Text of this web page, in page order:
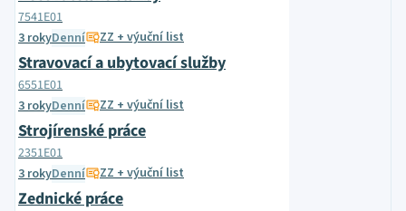
7541E01
3 rokyDenní ZZ + výuční list
Stravovací a ubytovací služby
6551E01
3 rokyDenní ZZ + výuční list
Strojírenské práce
2351E01
3 rokyDenní ZZ + výuční list
Zednické práce